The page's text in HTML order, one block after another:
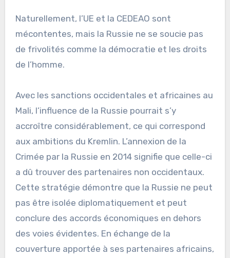
Naturellement, l’UE et la CEDEAO sont
mécontentes, mais la Russie ne se soucie pas
de frivolités comme la démocratie et les droits
de l’homme.
Avec les sanctions occidentales et africaines au
Mali, l’influence de la Russie pourrait s’y
accroître considérablement, ce qui correspond
aux ambitions du Kremlin. L’annexion de la
Crimée par la Russie en 2014 signifie que celle-ci
a dû trouver des partenaires non occidentaux.
Cette stratégie démontre que la Russie ne peut
pas être isolée diplomatiquement et peut
conclure des accords économiques en dehors
des voies évidentes. En échange de la
couverture apportée à ses partenaires africains,